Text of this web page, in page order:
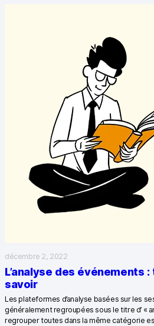
[EN]
Analytics
Analytics
Tag
Respect
Analyses
Suivi et
Matomo
décembre 2, 2022
L’analyse des événements
savoir
Les plateformes d’analyse basées sur les
généralement regroupées sous le titre d’ «
regrouper toutes dans la même catégorie